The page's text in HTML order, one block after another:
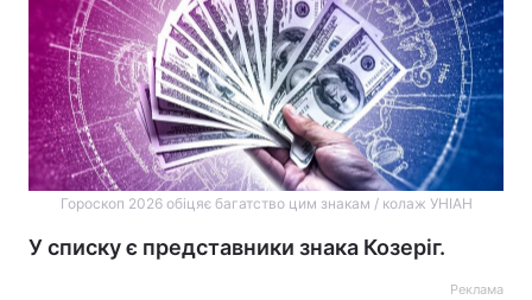
Гороскоп 2026 обіцяє багатство цим знакам / колаж УНІАН
У списку є представники знака Козеріг.
Реклама